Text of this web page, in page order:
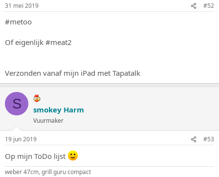
31 mei 2019 #52
#metoo
Of eigenlijk #meat2
Verzonden vanaf mijn iPad met Tapatalk
S smokey Harm
Vuurmaker
19 jun 2019 #53
Op mijn ToDo lijst
weber 47cm, grill guru compact